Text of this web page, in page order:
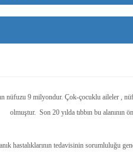
nüfuzu 9 milyondur. Çok-çocuklu aileler ,
olmuştur. Son 20 yılda tıbbın bu alanının
hastalıklarının tedavisinin sorumluluğu